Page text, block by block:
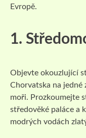
Evropě.
1.
Objevte okouzlující
Chorvatska na jedné
moři. Prozkoumejte
středověké paláce a
modrých vodách